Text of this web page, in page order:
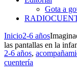
Gota a
Inicio2-6 años
las pantallas en la
2-6 años,
cuentería